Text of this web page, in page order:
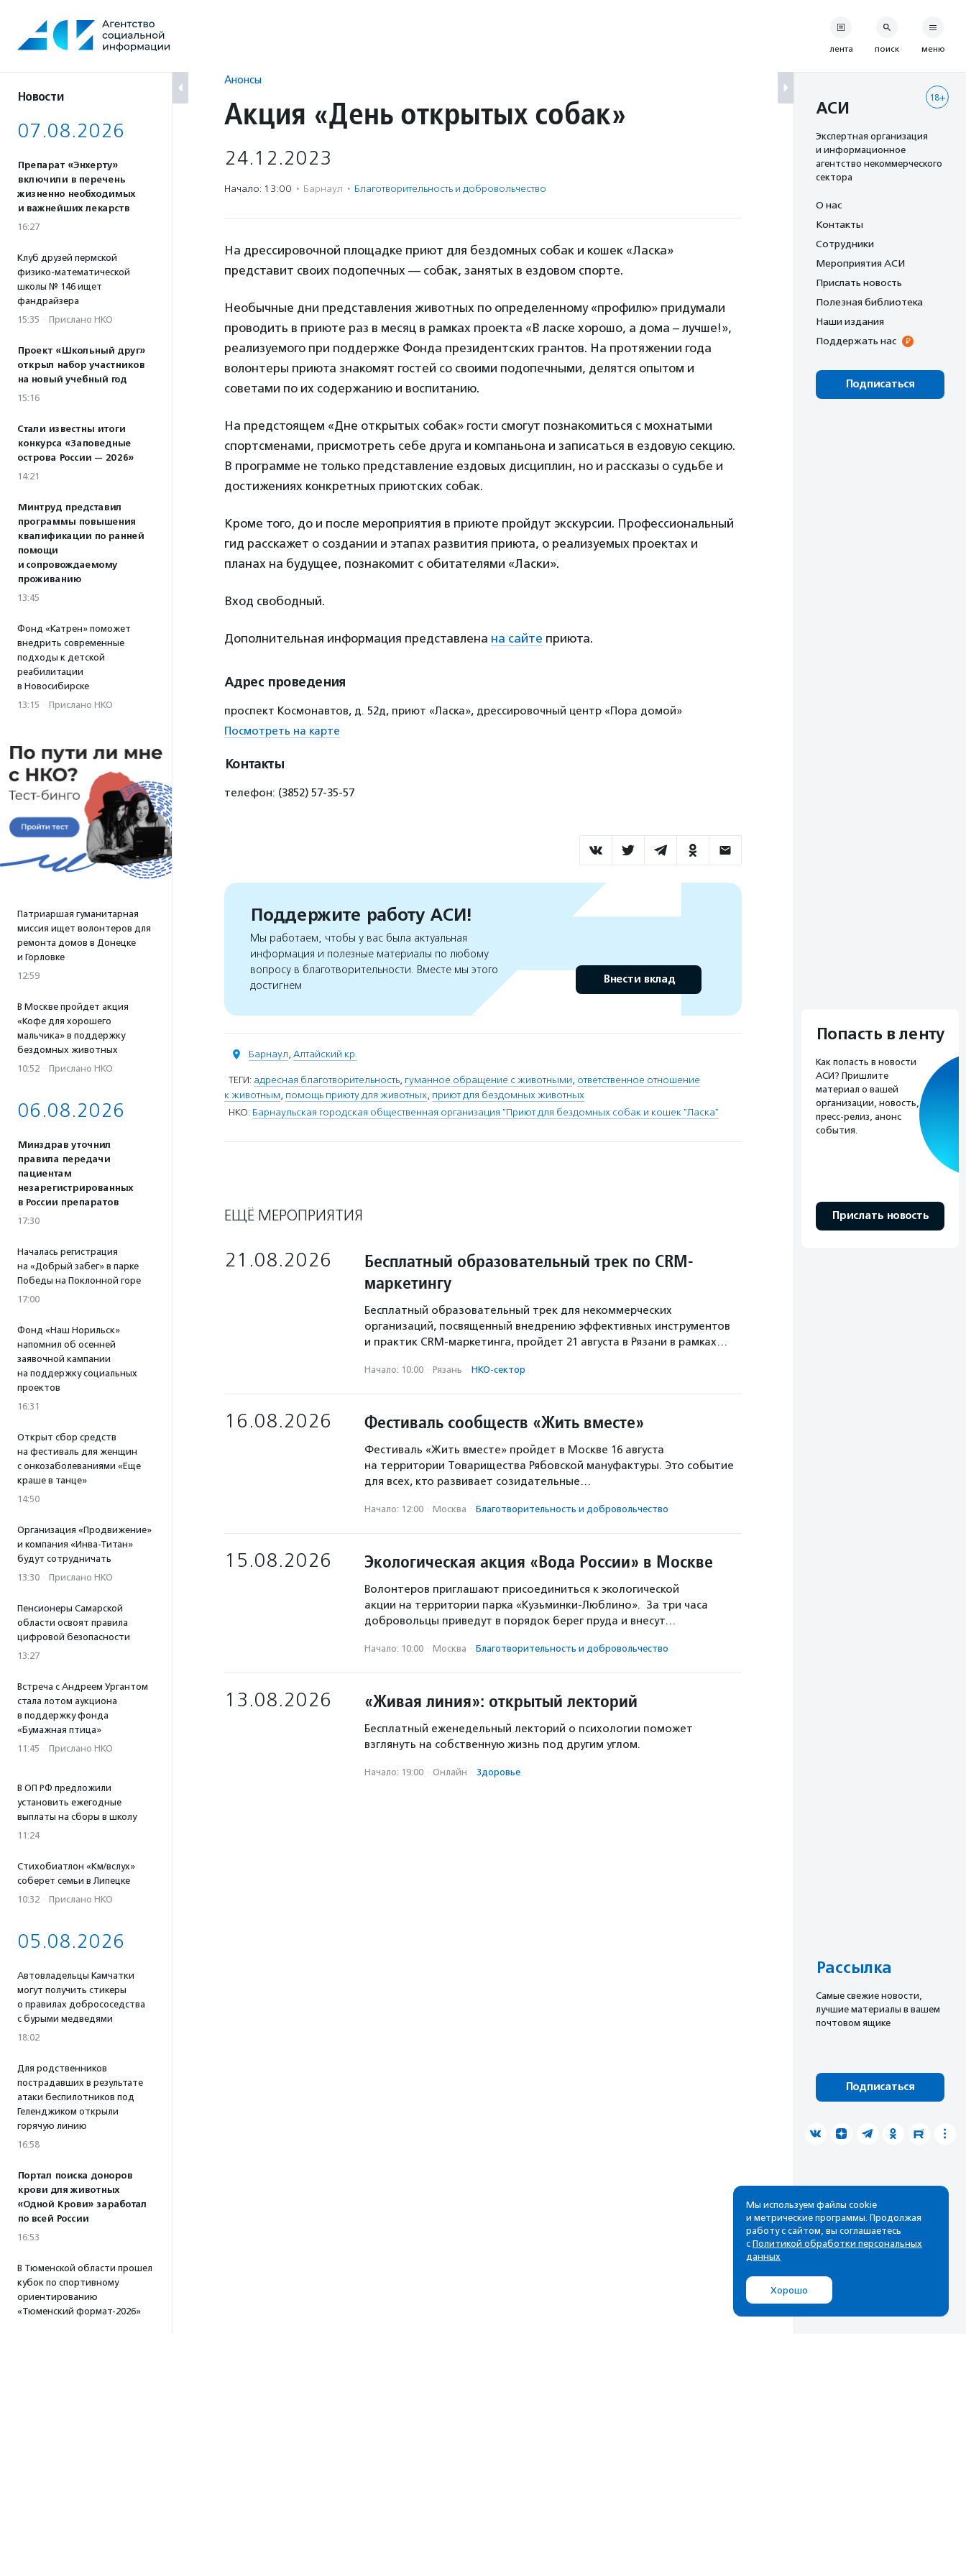
содержанию
Новости
07.08.2026
Препарат «Энхерту»
включили в перечень
жизненно необходимых
и важнейших лекарств
16:27
Клуб друзей пермской
физико-математической
школы № 146 ищет
фандрайзера
15:35 · Прислано НКО
Проект «Школьный друг»
открыл набор участников
на новый учебный год
15:16
Стали известны итоги
конкурса «Заповедные
острова России — 2026»
14:21
Минтруд представил
программы повышения
квалификации по ранней
помощи
и сопровождаемому
проживанию
13:45
Фонд «Катрен» поможет
внедрить современные
подходы к детской
реабилитации
в Новосибирске
13:15 · Прислано НКО
Патриаршая гуманитарная
миссия ищет волонтеров для
ремонта домов в Донецке
и Горловке
12:59
В Москве пройдет акция
«Кофе для хорошего
мальчика» в поддержку
бездомных животных
10:52 · Прислано НКО
06.08.2026
Минздрав уточнил
правила передачи
пациентам
незарегистрированных
в России препаратов
17:30
Началась регистрация
на «Добрый забег» в парке
Победы на Поклонной горе
17:00
Фонд «Наш Норильск»
напомнил об осенней
заявочной кампании
на поддержку социальных
проектов
16:31
Открыт сбор средств
на фестиваль для женщин
с онкозаболеваниями «Еще
краше в танце»
14:50
Организация «Продвижение»
и компания «Инва-Титан»
будут сотрудничать
13:30 · Прислано НКО
Пенсионеры Самарской
области освоят правила
цифровой безопасности
13:27
Встреча с Андреем Ургантом
стала лотом аукциона
в поддержку фонда
«Бумажная птица»
11:45 · Прислано НКО
В ОП РФ предложили
установить ежегодные
выплаты на сборы в школу
11:24
Стихобиатлон «Км/вслух»
соберет семьи в Липецке
10:32 · Прислано НКО
05.08.2026
Автовладельцы Камчатки
могут получить стикеры
о правилах добрососедства
с бурыми медведями
18:02
Для родственников
пострадавших в результате
атаки беспилотников под
Геленджиком открыли
горячую линию
16:58
Портал поиска доноров
крови для животных
«Одной Крови» заработал
по всей России
16:53
В Тюменской области прошел
кубок по спортивному
ориентированию
«Тюменский формат-2026»
Анонсы
Акция «День открытых собак»
24.12.2023
Начало: 13:00 · Барнаул · Благотвори­тель­ность и доброволь­чест­во
На дрессировочной площадке приют для бездомных собак и кошек «Ласка»
представит своих подопечных — собак, занятых в ездовом спорте.
Необычные дни представления животных по определенному «профилю» придумали
проводить в приюте раз в месяц в рамках проекта «В ласке хорошо, а дома – лучше!»,
реализуемого при поддержке Фонда президентских грантов. На протяжении года
волонтеры приюта знакомят гостей со своими подопечными, делятся опытом и
советами по их содержанию и воспитанию.
На предстоящем «Дне открытых собак» гости смогут познакомиться с мохнатыми
спортсменами, присмотреть себе друга и компаньона и записаться в ездовую секцию.
В программе не только представление ездовых дисциплин, но и рассказы о судьбе и
достижениях конкретных приютских собак.
Кроме того, до и после мероприятия в приюте пройдут экскурсии. Профессиональный
гид расскажет о создании и этапах развития приюта, о реализуемых проектах и
планах на будущее, познакомит с обитателями «Ласки».
Вход свободный.
Дополнительная информация представлена на сайте приюта.
Адрес проведения
проспект Космонавтов, д. 52д, приют «Ласка», дрессировочный центр «Пора домой»
Посмотреть на карте
Контакты
телефон: (3852) 57-35-57
Поддержите работу АСИ!
Мы работаем, чтобы у вас была актуальная
информация и полезные материалы по любому
вопросу в благотворительности. Вместе мы этого
достигнем
Внести вклад
Барнаул, Алтайский кр.
ТЕГИ: адресная благотворительность, гуманное обращение с животными, ответственное отношение
к животным, помощь приюту для животных, приют для бездомных животных
НКО: Барнаульская городская общественная организация "Приют для бездомных собак и кошек "Ласка"
ЕЩЁ МЕРОПРИЯТИЯ
21.08.2026
Бесплатный образовательный трек по CRM-
маркетингу
Бесплатный образовательный трек для некоммерческих
организаций, посвященный внедрению эффективных инструментов
и практик CRM-маркетинга, пройдет 21 августа в Рязани в рамках…
Начало: 10:00 · Рязань · НКО-сектор
16.08.2026 Фестиваль сообществ «Жить вместе»
Фестиваль «Жить вместе» пройдет в Москве 16 августа
на территории Товарищества Рябовской мануфактуры. Это событие
для всех, кто развивает созидательные…
Начало: 12:00 · Москва · Благотвори­тель­ность и доброволь­чест­во
15.08.2026 Экологическая акция «Вода России» в Москве
Волонтеров приглашают присоединиться к экологической
акции на территории парка «Кузьминки-Люблино». За три часа
добровольцы приведут в порядок берег пруда и внесут…
Начало: 10:00 · Москва · Благотвори­тель­ность и доброволь­чест­во
13.08.2026 «Живая линия»: открытый лекторий
Бесплатный еженедельный лекторий о психологии поможет
взглянуть на собственную жизнь под другим углом.
Начало: 19:00 · Онлайн · Здоровье
лента поиск меню
18+
АСИ
Экспертная организация
и информационное
агентство некоммерческого
сектора
О нас
Контакты
Сотрудники
Мероприятия АСИ
Прислать новость
Полезная библиотека
Наши издания
Поддержать нас
Подписаться
Попасть в ленту
Как попасть в новости
АСИ? Пришлите
материал о вашей
организации, новость,
пресс-релиз, анонс
события.
Прислать новость
Рассылка
Cамые свежие новости,
лучшие материалы в вашем
почтовом ящике
Подписаться
Мы используем файлы cookie
и метрические программы. Продолжая
работу с сайтом, вы соглашаетесь
с Политикой обработки персональных
данных
Хорошо